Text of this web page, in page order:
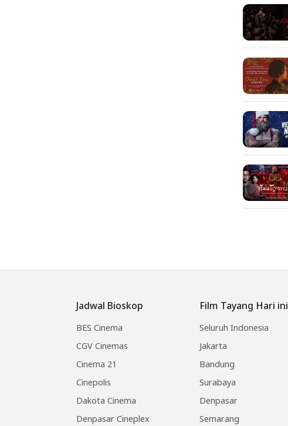
Jadwal Bioskop
BES Cinema
CGV Cinemas
Cinema 21
Cinepolis
Dakota Cinema
Denpasar Cineplex
Film Tayang Hari ini
Seluruh Indonesia
Jakarta
Bandung
Surabaya
Denpasar
Semarang